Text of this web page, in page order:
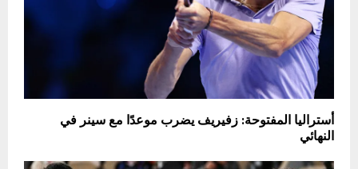
أستراليا المفتوحة: زفيريف يضرب موعدًا مع سينر في
النهائي